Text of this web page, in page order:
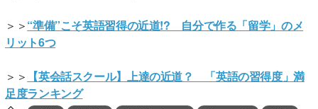
＞＞“準備”こそ英語習得の近道!? 自分で作る「留学」のメ
リット6つ
＞＞ 【英会話スクール】上達の近道？ 「英語の習得度」満
足度ランキング